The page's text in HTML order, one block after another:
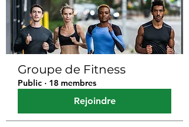
Groupe de Fitness
Public · 18 membres
Rejoindre